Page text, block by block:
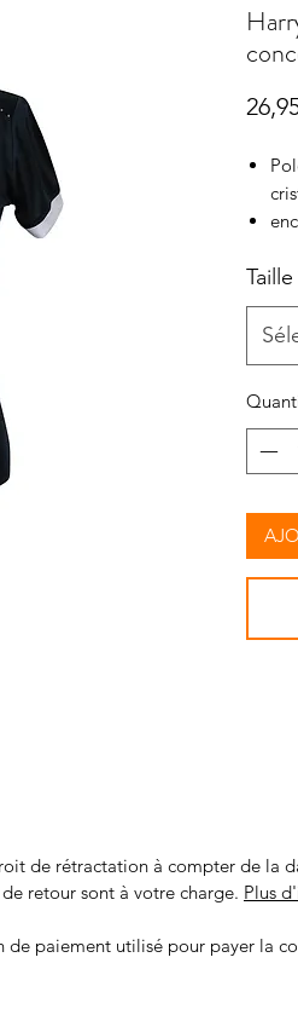
Taille
de rétractation à compter de la
retour sont à votre charge. Plus
de paiement utilisé pour payer la